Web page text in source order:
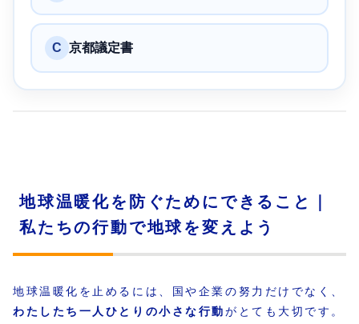
C 京都議定書
地球温暖化を防ぐためにできること｜
私たちの行動で地球を変えよう
地球温暖化を止めるには、国や企業の努力だけでなく、
わたしたち一人ひとりの小さな行動がとても大切です。